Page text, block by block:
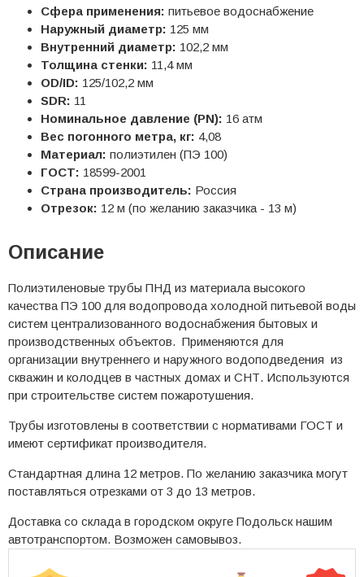
Сфера применения: питьевое водоснабжение
Наружный диаметр: 125 мм
Внутренний диаметр: 102,2 мм
Толщина стенки: 11,4 мм
OD/ID: 125/102,2 мм
SDR: 11
Номинальное давление (PN): 16 атм
Вес погонного метра, кг: 4,08
Материал: полиэтилен (ПЭ 100)
ГОСТ: 18599-2001
Страна производитель: Россия
Отрезок: 12 м (по желанию заказчика - 13 м)
Описание
Полиэтиленовые трубы ПНД из материала высокого
качества ПЭ 100 для водопровода холодной питьевой воды
систем централизованного водоснабжения бытовых и
производственных объектов. Применяются для
организации внутреннего и наружного водоподведения из
скважин и колодцев в частных домах и СНТ. Используются
при строительстве систем пожаротушения.
Трубы изготовлены в соответствии с нормативами ГОСТ и
имеют сертификат производителя.
Стандартная длина 12 метров. По желанию заказчика могут
поставляться отрезками от 3 до 13 метров.
Доставка со склада в городском округе Подольск нашим
автотранспортом. Возможен самовывоз.